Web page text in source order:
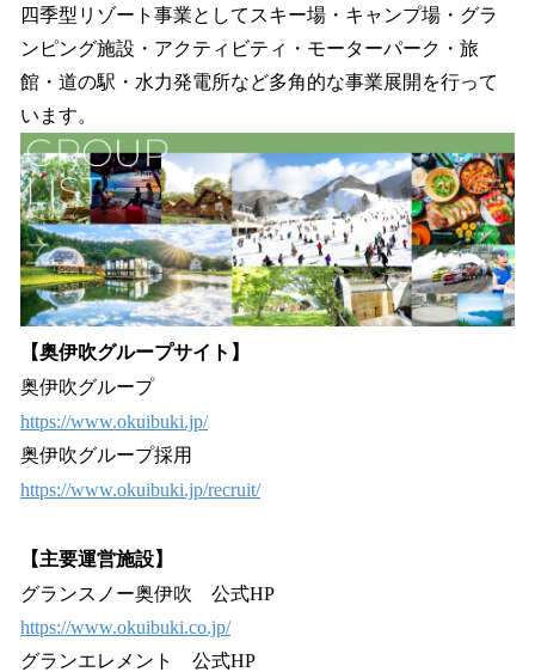
四季型リゾート事業としてスキー場・キャンプ場・グラ
ンピング施設・アクティビティ・モーターパーク・旅
館・道の駅・水力発電所など多角的な事業展開を行って
います。
【奥伊吹グループサイト】
奥伊吹グループ
https://www.okuibuki.jp/
奥伊吹グループ採用
https://www.okuibuki.jp/recruit/
【主要運営施設】
グランスノー奥伊吹 公式HP
https://www.okuibuki.co.jp/
グランエレメント 公式HP